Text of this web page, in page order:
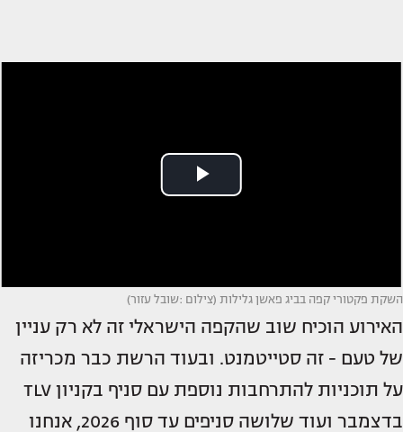
השקת פקטורי קפה בביג פאשן גלילות (צילום :שובל עזור)
האירוע הוכיח שוב שהקפה הישראלי זה לא רק עניין
של טעם - זה סטייטמנט. ובעוד הרשת כבר מכריזה
על תוכניות להתרחבות נוספת עם סניף בקניון TLV
בדצמבר ועוד שלושה סניפים עד סוף 2026, אנחנו